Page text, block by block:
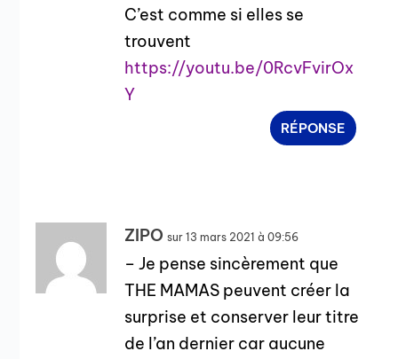
C’est comme si elles se
trouvent
https://youtu.be/0RcvFvirOx
Y
RÉPONSE
ZIPO sur 13 mars 2021 à 09:56
– Je pense sincèrement que
THE MAMAS peuvent créer la
surprise et conserver leur titre
de l’an dernier car aucune